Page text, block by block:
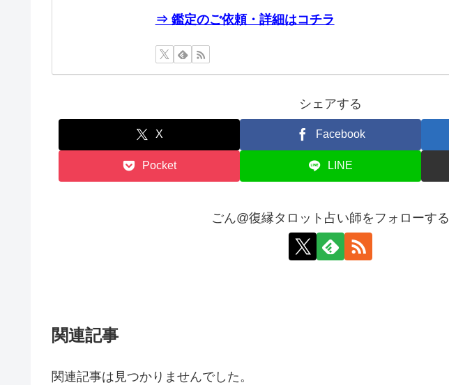
⇒ 鑑定のご依頼・詳細はコチラ
シェアする
X Facebook
Pocket LINE
ごん@復縁タロット占い師をフォローする
関連記事
関連記事は見つかりませんでした。